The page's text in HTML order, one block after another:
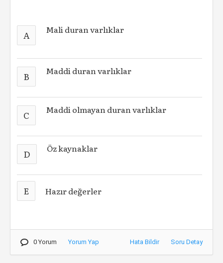
A Mali duran varlıklar
B Maddi duran varlıklar
C Maddi olmayan duran varlıklar
D Öz kaynaklar
E Hazır değerler
0 Yorum Yorum Yap Hata Bildir Soru Detay